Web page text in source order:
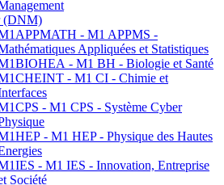
(DNM)
- M1 APPMS -
Appliquées et Statistiques
- M1 BH - Biologie et Santé
- M1 CI - Chimie et
- M1 CPS - Système Cyber
- M1 HEP - Physique des Hautes
- M1 IES - Innovation, Entreprise
Société